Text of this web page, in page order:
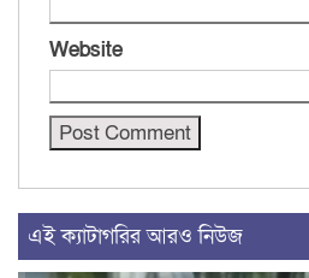
Website
এই ক্যাটাগরির আরও নিউজ